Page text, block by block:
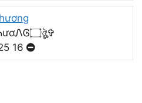
✞ঔৣ۝ᎿᏂươᏁᎶ۝ঔৣ✞
16